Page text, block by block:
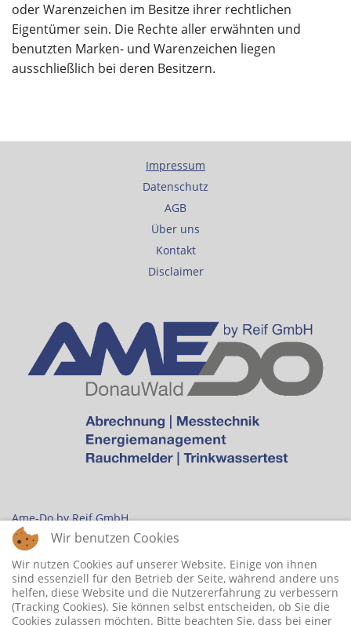
oder Warenzeichen im Besitze ihrer rechtlichen
Eigentümer sein. Die Rechte aller erwähnten und
benutzten Marken- und Warenzeichen liegen
ausschließlich bei deren Besitzern.
Impressum
Datenschutz
AGB
Über uns
Kontakt
Disclaimer
Ame-Do by Reif GmbH
Buchetweg 3
94136 Thyrnau
Tel: +49 8501 468
Fax: +49 8501 559
E-Mail:info@ame-do.com
Wir benutzen Cookies
Wir nutzen Cookies auf unserer Website. Einige von ihnen
sind essenziell für den Betrieb der Seite, während andere uns
helfen, diese Website und die Nutzererfahrung zu verbessern
(Tracking Cookies). Sie können selbst entscheiden, ob Sie die
Cookies zulassen möchten. Bitte beachten Sie, dass bei einer